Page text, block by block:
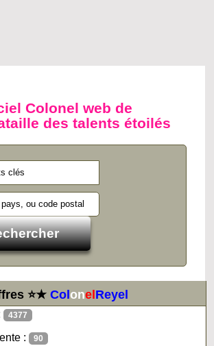
Colonel web de
des talents étoilés
⭐★ColonelReyel
4377
: 90